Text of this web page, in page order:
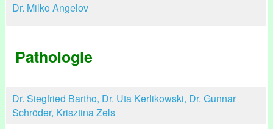
Dr. Milko Angelov
Pathologie
Dr. Siegfried Bartho, Dr. Uta Kerlikowski, Dr. Gunnar
Schröder, Krisztina Zels